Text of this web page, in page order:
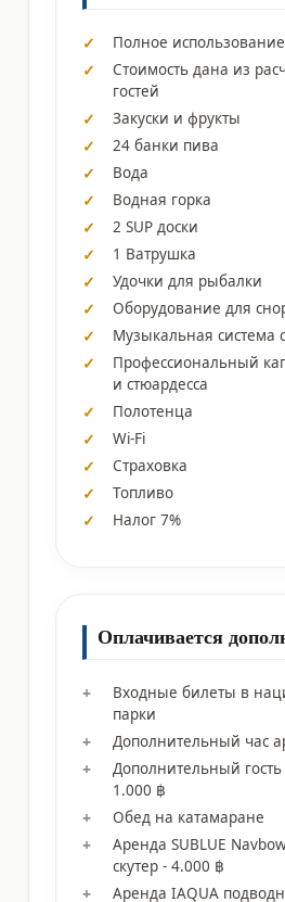
Полное
Стоимость дана из
гостей
Закуски и фрукты
24 банки пива
Вода
Водная горка
2 SUP доски
1 Ватрушка
Удочки для рыбалки
Оборудование для
Музыкальная система
Профессиональный
и стюардесса
Полотенца
Wi-Fi
Страховка
Топливо
Налог 7%
Оплачивается
Входные билеты в
парки
Дополнительный час
Дополнительный
1.000 ฿
Обед на катамаране
Аренда SUBLUE
скутер - 4.000 ฿
Аренда IAQUA